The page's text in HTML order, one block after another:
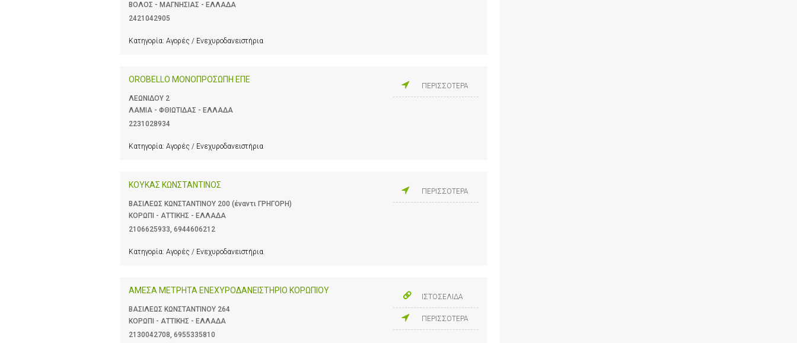
ΒΟΛΟΣ - ΜΑΓΝΗΣΙΑΣ - ΕΛΛΑΔΑ
2421042905
Κατηγορία: Αγορές / Ενεχυροδανειστήρια
OROBELLO ΜΟΝΟΠΡΟΣΩΠΗ ΕΠΕ
ΛΕΩΝΙΔΟΥ 2
ΛΑΜΙΑ - ΦΘΙΩΤΙΔΑΣ - ΕΛΛΑΔΑ
2231028934
Κατηγορία: Αγορές / Ενεχυροδανειστήρια
ΠΕΡΙΣΣΟΤΕΡΑ
ΚΟΥΚΑΣ ΚΩΝΣΤΑΝΤΙΝΟΣ
ΒΑΣΙΛΕΩΣ ΚΩΝΣΤΑΝΤΙΝΟΥ 200 (έναντι ΓΡΗΓΟΡΗ)
ΚΟΡΩΠΙ - ΑΤΤΙΚΗΣ - ΕΛΛΑΔΑ
2106625933, 6944606212
Κατηγορία: Αγορές / Ενεχυροδανειστήρια
ΠΕΡΙΣΣΟΤΕΡΑ
ΑΜΕΣΑ ΜΕΤΡΗΤΑ ΕΝΕΧΥΡΟΔΑΝΕΙΣΤΗΡΙΟ ΚΟΡΩΠΙΟΥ
ΒΑΣΙΛΕΩΣ ΚΩΝΣΤΑΝΤΙΝΟΥ 264
ΚΟΡΩΠΙ - ΑΤΤΙΚΗΣ - ΕΛΛΑΔΑ
2130042708, 6955335810
ΙΣΤΟΣΕΛΙΔΑ
ΠΕΡΙΣΣΟΤΕΡΑ